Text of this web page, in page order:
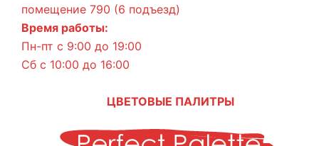
помещение 790 (6 подъезд)
Время работы:
Пн-пт с 9:00 до 19:00
Сб с 10:00 до 16:00
ЦВЕТОВЫЕ ПАЛИТРЫ